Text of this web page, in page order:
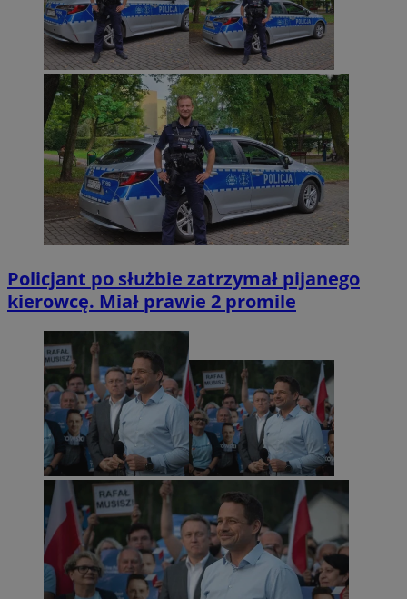
Policjant po służbie zatrzymał pijanego
kierowcę. Miał prawie 2 promile